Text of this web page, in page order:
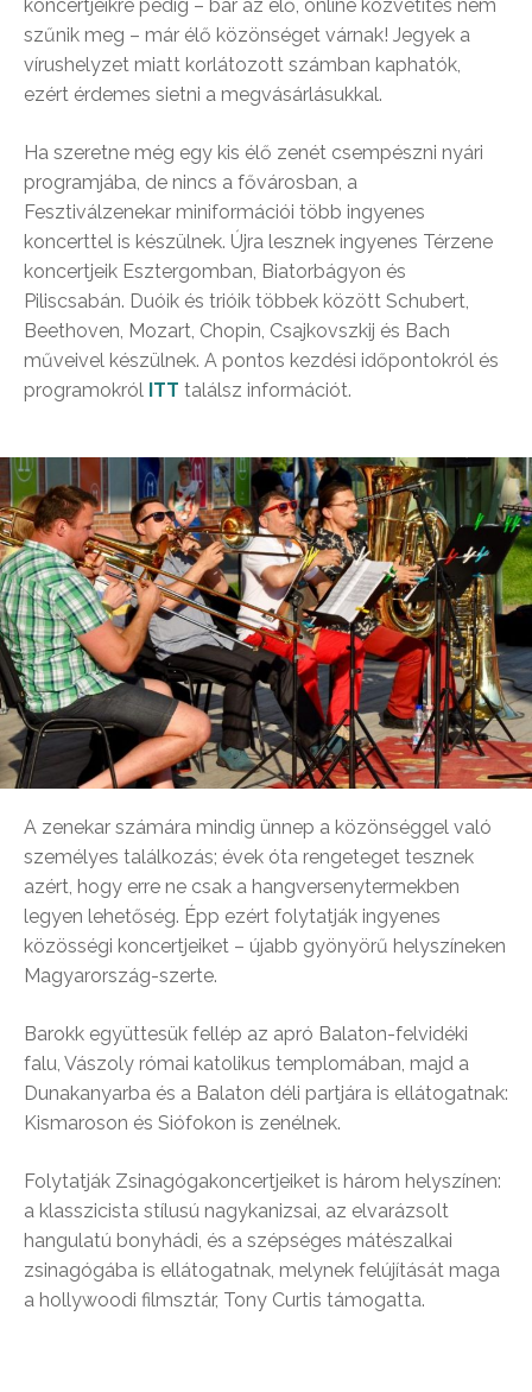
koncertjeikre pedig – bár az élő, online közvetítés nem
szűnik meg – már élő közönséget várnak! Jegyek a
vírushelyzet miatt korlátozott számban kaphatók,
ezért érdemes sietni a megvásárlásukkal.
Ha szeretne még egy kis élő zenét csempészni nyári
programjába, de nincs a fővárosban, a
Fesztiválzenekar miniformációi több ingyenes
koncerttel is készülnek. Újra lesznek ingyenes Térzene
koncertjeik Esztergomban, Biatorbágyon és
Piliscsabán. Duóik és trióik többek között Schubert,
Beethoven, Mozart, Chopin, Csajkovszkij és Bach
műveivel készülnek. A pontos kezdési időpontokról és
programokról ITT találsz információt.
A zenekar számára mindig ünnep a közönséggel való
személyes találkozás; évek óta rengeteget tesznek
azért, hogy erre ne csak a hangversenytermekben
legyen lehetőség. Épp ezért folytatják ingyenes
közösségi koncertjeiket – újabb gyönyörű helyszíneken
Magyarország-szerte.
Barokk együttesük fellép az apró Balaton-felvidéki
falu, Vászoly római katolikus templomában, majd a
Dunakanyarba és a Balaton déli partjára is ellátogatnak:
Kismaroson és Siófokon is zenélnek.
Folytatják Zsinagógakoncertjeiket is három helyszínen:
a klasszicista stílusú nagykanizsai, az elvarázsolt
hangulatú bonyhádi, és a szépséges mátészalkai
zsinagógába is ellátogatnak, melynek felújítását maga
a hollywoodi filmsztár, Tony Curtis támogatta.